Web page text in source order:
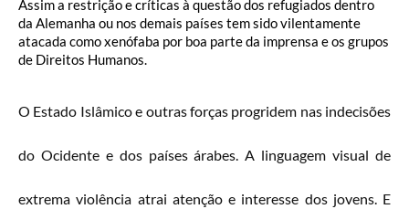
Assim a restrição e críticas à questão dos refugiados dentro
da Alemanha ou nos demais países tem sido vilentamente
atacada como xenófaba por boa parte da imprensa e os grupos
de Direitos Humanos.
O Estado Islâmico e outras forças progridem nas indecisões
do Ocidente e dos países árabes. A linguagem visual de
extrema violência atrai atenção e interesse dos jovens. E